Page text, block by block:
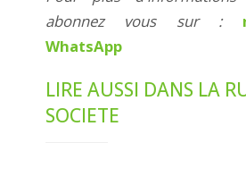
abonnez vous sur :
WhatsApp
LIRE AUSSI DANS LA
SOCIETE